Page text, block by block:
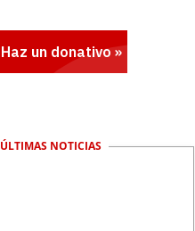
ÚLTIMAS NOTICIAS